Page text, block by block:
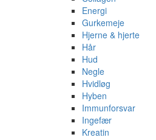
Energi
Gurkemeje
Hjerne & hjerte
Hår
Hud
Negle
Hvidløg
Hyben
Immunforsvar
Ingefær
Kreatin